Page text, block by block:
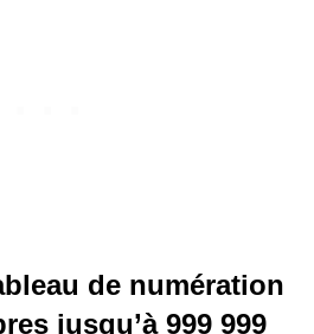
de numération
jusqu’à 999 999